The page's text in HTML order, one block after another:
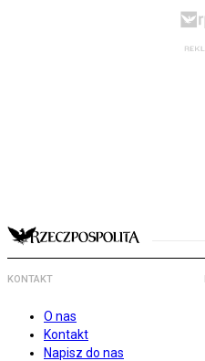
KONTAKT
O nas
Kontakt
Napisz do nas